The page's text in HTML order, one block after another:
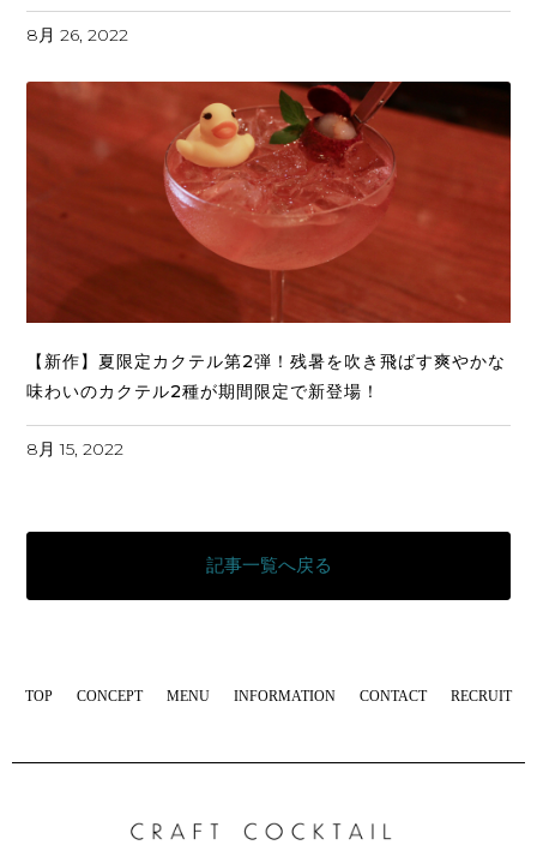
8月 26, 2022
【新作】夏限定カクテル第2弾！残暑を吹き飛ばす爽やかな
味わいのカクテル2種が期間限定で新登場！
8月 15, 2022
記事一覧へ戻る
TOP CONCEPT MENU INFORMATION CONTACT RECRUIT